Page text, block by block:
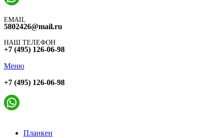
EMAIL
5802426@mail.ru
НАШ ТЕЛЕФОН
+7 (495) 126-06-98
Меню
+7 (495) 126-06-98
Планкен